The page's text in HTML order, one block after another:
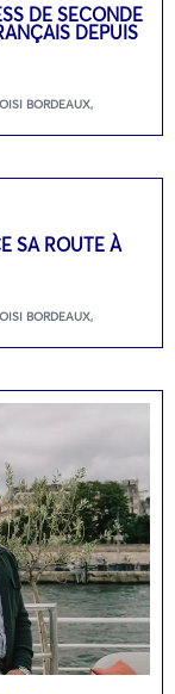
DE SECONDE
DEPUIS
BORDEAUX,
SA ROUTE À
BORDEAUX,